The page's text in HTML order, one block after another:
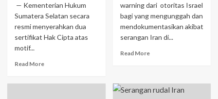
— Kementerian Hukum
Sumatera Selatan secara
resmi menyerahkan dua
sertifikat Hak Cipta atas
motif...
Read More
warning dari otoritas Israel
bagi yang mengunggah dan
mendokumentasikan akibat
serangan Iran di...
Read More